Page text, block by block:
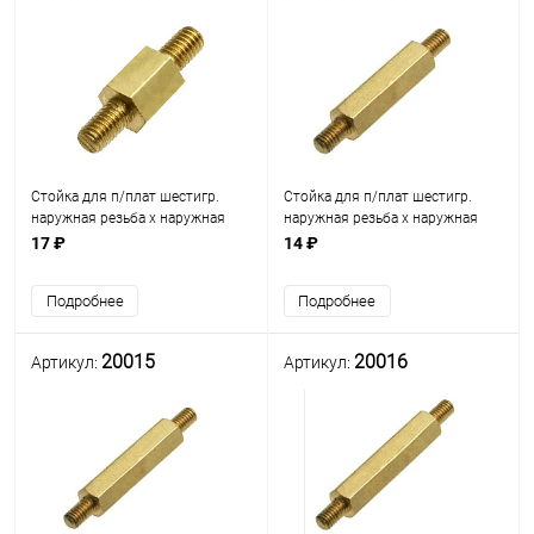
Стойка для п/плат шестигр.
наружная резьба х наружная
резьба М3мм L=5мм) (стойка L=
17 ₽
Подробнее
Стойка для п/плат шестигр.
наружная резьба х наружная
резьба М3мм L=5мм) (стойка
(PCHNN-15)
14 ₽
Подробнее
Артикул: 20015 Артикул: 20016